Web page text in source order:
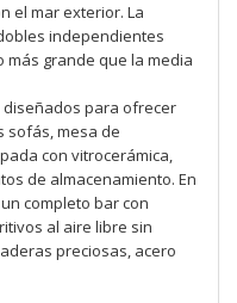
el mar exterior. La
independientes
más grande que la media
diseñados para ofrecer
sofás, mesa de
con vitrocerámica,
de almacenamiento. En
completo bar con
al aire libre sin
preciosas, acero